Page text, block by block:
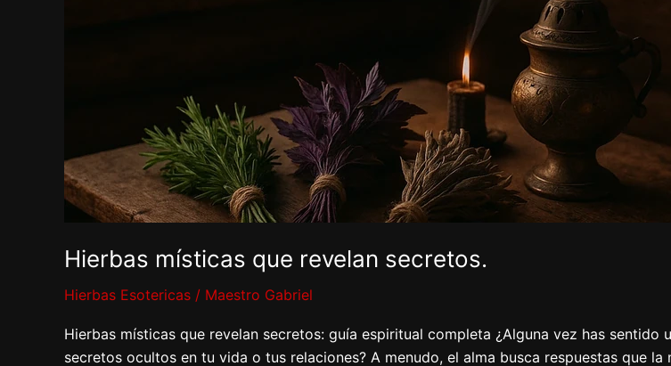
Hierbas místicas que revelan secretos.
Hierbas Esotericas / Maestro Gabriel
Hierbas místicas que revelan secretos: guía espiritual completa ¿Alguna vez has
secretos ocultos en tu vida o tus relaciones? A menudo, el alma busca respuestas que